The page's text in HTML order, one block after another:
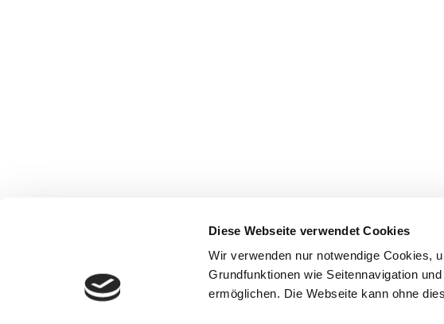
Diese Webseite verwendet Cookies
Wir verwenden nur notwendige Cookies,
Grundfunktionen wie Seitennavigation
ermöglichen. Die Webseite kann ohne